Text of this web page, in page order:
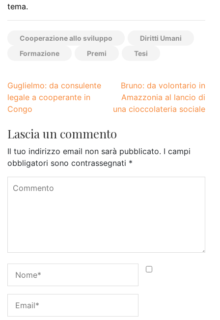
tema.
Cooperazione allo sviluppo
Diritti Umani
Formazione
Premi Tesi
Guglielmo: da consulente
legale a cooperante in
Congo
Bruno: da volontario in
Amazzonia al lancio di
una cioccolateria sociale
Lascia un commento
Il tuo indirizzo email non sarà pubblicato. I campi
obbligatori sono contrassegnati *